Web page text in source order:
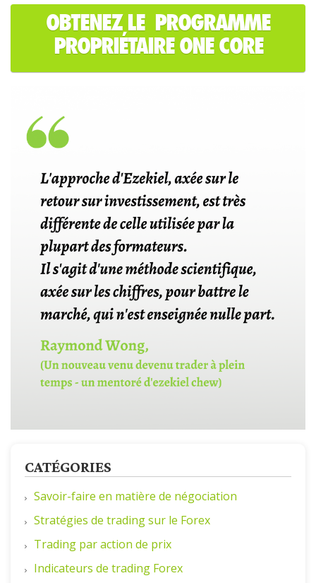
OBTENEZ LE PROGRAMME
PROPRIÉTAIRE ONE CORE
CATÉGORIES
Savoir-faire en matière de négociation
Stratégies de trading sur le Forex
Trading par action de prix
Indicateurs de trading Forex